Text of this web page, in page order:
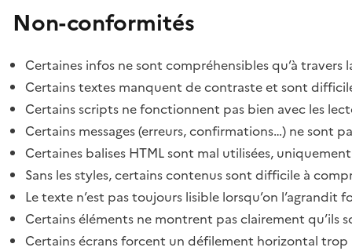
Non-conformités
Certaines infos ne sont compréhensibles qu’à travers
Certains textes manquent de contraste et sont
Certains scripts ne fonctionnent pas bien avec les
Certains messages (erreurs, confirmations…) ne sont
Certaines balises HTML sont mal utilisées,
Sans les styles, certains contenus sont difficile à
Le texte n’est pas toujours lisible lorsqu’on l’agrandit
Certains éléments ne montrent pas clairement qu’ils
Certains écrans forcent un défilement horizontal